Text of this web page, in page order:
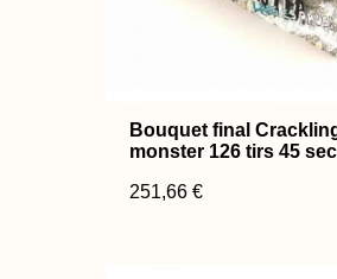
Bouquet final
monster 126 tirs 45
251,66 €